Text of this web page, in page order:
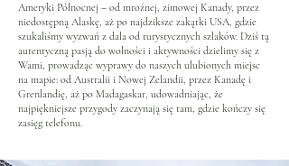
Ameryki Północnej – od mroźnej, zimowej Kanady, przez
niedostępną Alaskę, aż po najdziksze zakątki USA, gdzie
szukaliśmy wyzwań z dala od turystycznych szlaków. Dziś tą
autentyczną pasją do wolności i aktywności dzielimy się z
Wami, prowadząc wyprawy do naszych ulubionych miejsc
na mapie: od Australii i Nowej Zelandii, przez Kanadę i
Grenlandię, aż po Madagaskar, udowadniając, że
najpiękniejsze przygody zaczynają się tam, gdzie kończy się
zasięg telefonu.